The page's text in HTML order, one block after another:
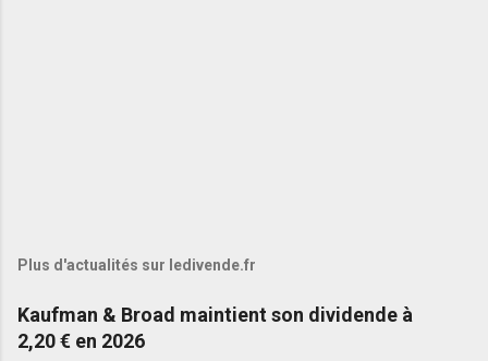
Plus d'actualités sur ledivende.fr
Kaufman & Broad maintient son dividende à
2,20 € en 2026